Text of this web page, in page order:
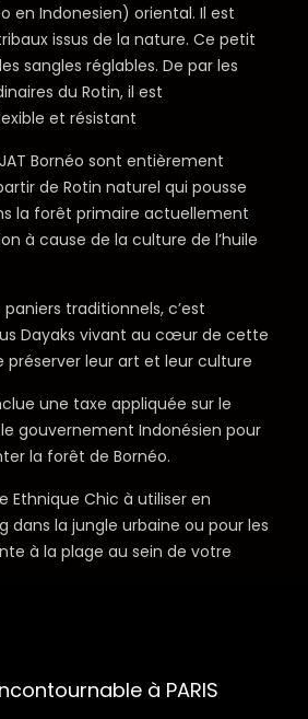
en Indonesien) oriental. Il est
issus de la nature. Ce petit
sangles réglables. De par les
du Rotin, il est
et résistant
Bornéo sont entièrement
de Rotin naturel qui pousse
la forêt primaire actuellement
à cause de la culture de l’huile
traditionnels, c’est
Dayaks vivant au cœur de cette
préserver leur art et leur culture
une taxe appliquée sur le
gouvernement Indonésien pour
la forêt de Bornéo.
Ethnique Chic à utiliser en
dans la jungle urbaine ou pour les
à la plage au sein de votre
à PARIS